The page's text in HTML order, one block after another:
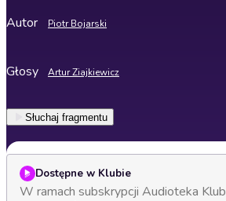
Autor Piotr Bojarski
Głosy Artur Ziajkiewicz
Słuchaj fragmentu
Dostępne w Klubie
W ramach subskrypcji Audioteka Klub